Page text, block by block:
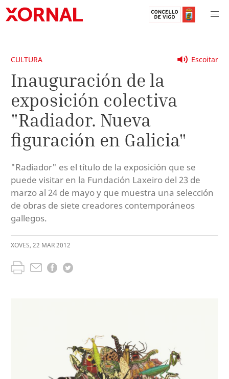
Escoitar
CULTURA
Inauguración de la
exposición colectiva
"Radiador. Nueva
figuración en Galicia"
"Radiador" es el título de la exposición que se
puede visitar en la Fundación Laxeiro del 23 de
marzo al 24 de mayo y que muestra una selección
de obras de siete creadores contemporáneos
gallegos.
XOVES, 22 MAR2012